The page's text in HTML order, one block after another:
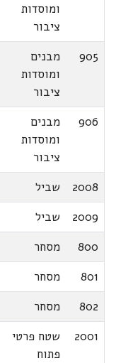
ומוסדות
ציבור
905
מבנים
ומוסדות
ציבור
906
מבנים
ומוסדות
ציבור
2008 שביל
2009
שביל
800
מסחר
801
מסחר
802
מסחר
2001
שטח פרטי
פתוח